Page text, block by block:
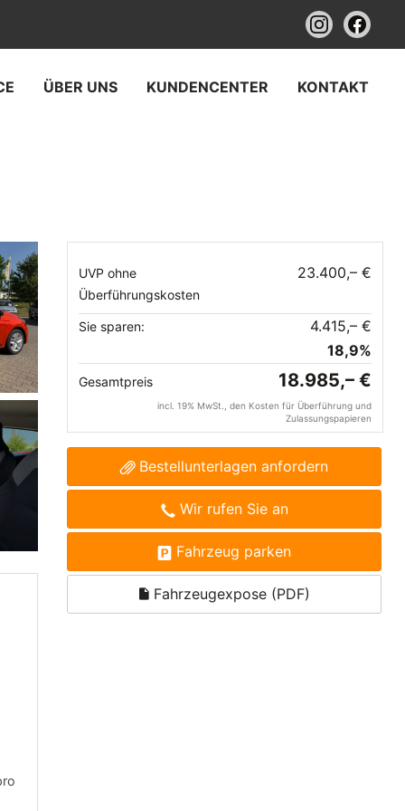
ÜBER UNS KUNDENCENTER KONTAKT
UVP ohne
Überführungskosten
23.400,– €
Sie sparen:
4.415,– €
18,9%
Gesamtpreis 18.985,– €
incl. 19% MwSt., den Kosten für Überführung und
Zulassungspapieren
Bestellunterlagen anfordern
Wir rufen Sie an
Fahrzeug parken
Fahrzeugexpose (PDF)